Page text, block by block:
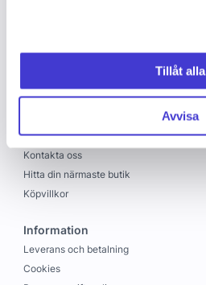
Tillåt alla
Avvisa
Vendre
C&C
Jobba hos oss
Kontakta oss
Hitta din närmaste butik
Köpvillkor
Information
Leverans och betalning
Cookies